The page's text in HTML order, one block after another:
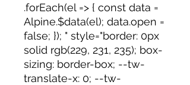
.forEach(el => { const data =
Alpine.$data(el); data.open =
false; }); " style="border: 0px
solid rgb(229, 231, 235); box-
sizing: border-box; --tw-
translate-x: 0; --tw-